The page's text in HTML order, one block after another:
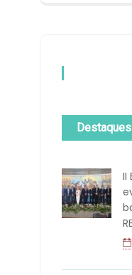
Destaques
II